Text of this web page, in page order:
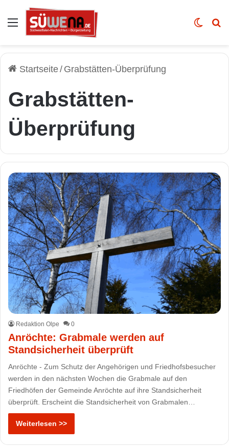
Auswahl Skin
Startseite/ Grabstätten-Überprüfung
Grabstätten-
Überprüfung
Redaktion Olpe 0
Anröchte: Grabmale werden auf
Standsicherheit überprüft
Anröchte - Zum Schutz der Angehörigen und Friedhofsbesucher
werden in den nächsten Wochen die Grabmale auf den
Friedhöfen der Gemeinde Anröchte auf ihre Standsicherheit
überprüft. Erscheint die Standsicherheit von Grabmalen…
Weiterlesen >>